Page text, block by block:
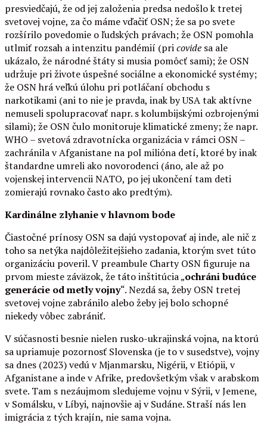
presviedčajú, že od jej založenia predsa nedošlo k tretej
svetovej vojne, za čo máme vďačiť OSN; že sa po svete
rozšírilo povedomie o ľudských právach; že OSN pomohla
utlmiť rozsah a intenzitu pandémií (pricovide sa ale
ukázalo, že národné štáty si musia pomôcť sami); že OSN
udržuje pri živote úspešné sociálne a ekonomické systémy;
že OSN hrá veľkú úlohu pri potláčaní obchodu s
narkotikami (ani to nie je pravda, inak by USA tak aktívne
nemuseli spolupracovať napr. s kolumbijskými ozbrojenými
silami); že OSN čulo monitoruje klimatické zmeny; že napr.
WHO – svetová zdravotnícka organizácia v rámci OSN –
zachránila v Afganistane na pol milióna detí, ktoré by inak
štandardne umreli ako novorodenci (áno, ale až po
vojenskej intervencii NATO, po jej ukončení tam deti
zomierajú rovnako často ako predtým).
Kardinálne zlyhanie v hlavnom bode
Čiastočné prínosy OSN sa dajú vystopovať aj inde, ale nič z
toho sa netýka najdôležitejšieho zadania, ktorým svet túto
organizáciu poveril. V preambule Charty OSN figuruje na
prvom mieste záväzok, že táto inštitúcia „ochráni budúce
generácie od metly vojny“. Nezdá sa, žeby OSN tretej
svetovej vojne zabránilo alebo žeby jej bolo schopné
niekedy vôbec zabrániť.
V súčasnosti besnie nielen rusko-ukrajinská vojna, na ktorú
sa upriamuje pozornosť Slovenska (je to v susedstve), vojny
sa dnes (2023) vedú v Mjanmarsku, Nigérii, v Etiópii, v
Afganistane a inde v Afrike, predovšetkým však v arabskom
svete. Tam s nezáujmom sledujeme vojnu v Sýrii, v Jemene,
v Somálsku, v Líbyi, najnovšie aj v Sudáne. Straší nás len
imigrácia z tých krajín, nie sama vojna.